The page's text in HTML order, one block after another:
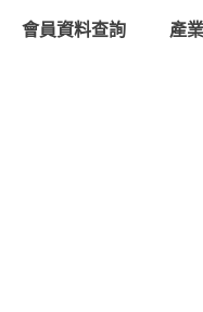
會員資料查詢 產